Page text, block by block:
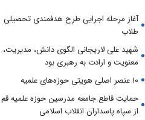
آغاز مرحله اجرایی طرح هدفمندی تحصیلی
طلاب
شهید علی لاریجانی الگوی دانش، مدیریت،
معنویت و ارادت به رهبری بود
۱۰ عنصر اصلی هویتی حوزه‌های علمیه
حمایت قاطع جامعه مدرسین حوزه علمیه قم
از سپاه پاسداران انقلاب اسلامی